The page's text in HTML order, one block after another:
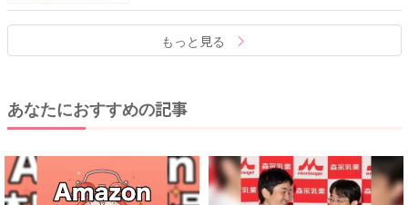
もっと見る
あなたにおすすめの記事